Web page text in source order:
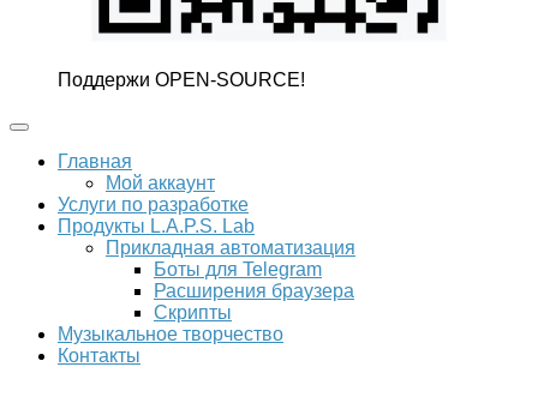
Поддержи OPEN-SOURCE!
Главная
Мой аккаунт
Услуги по разработке
Продукты L.A.P.S. Lab
Прикладная автоматизация
Боты для Telegram
Расширения браузера
Скрипты
Музыкальное творчество
Контакты